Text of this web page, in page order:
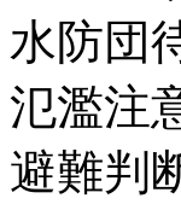
水防団
氾濫注
避難判